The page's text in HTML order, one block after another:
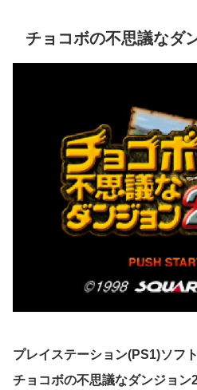
チョコボの不思議なダ
プレイステーション(PS1)ソフト
チョコボの不思議なダンジョン